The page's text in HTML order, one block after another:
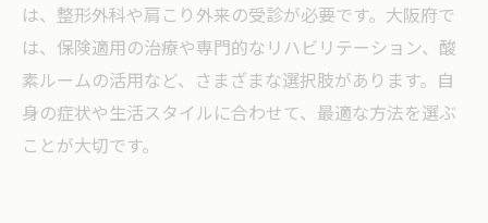
は、整形外科や肩こり外来の受診が必要です。大阪府で
は、保険適用の治療や専門的なリハビリテーション、酸
素ルームの活用など、さまざまな選択肢があります。自
身の症状や生活スタイルに合わせて、最適な方法を選ぶ
ことが大切です。